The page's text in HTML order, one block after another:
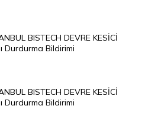
BISTECH DEVRE KESİCİ
Durdurma Bildirimi
BISTECH DEVRE KESİCİ
Durdurma Bildirimi